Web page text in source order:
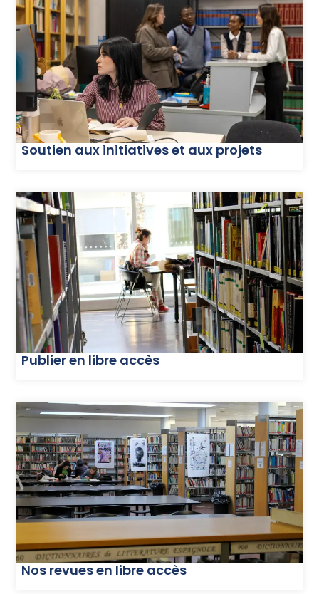
Soutien aux initiatives et aux projets
Publier en libre accès
Nos revues en libre accès